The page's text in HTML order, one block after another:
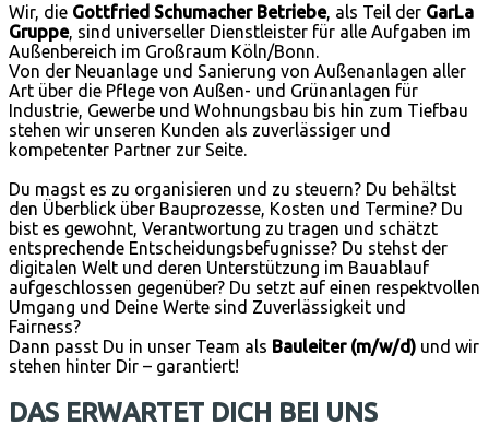
Wir, die Gottfried Schumacher Betriebe, als Teil der GarLa
Gruppe, sind universeller Dienstleister für alle Aufgaben im
Außenbereich im Großraum Köln/Bonn.
Von der Neuanlage und Sanierung von Außenanlagen aller
Art über die Pflege von Außen- und Grünanlagen für
Industrie, Gewerbe und Wohnungsbau bis hin zum Tiefbau
stehen wir unseren Kunden als zuverlässiger und
kompetenter Partner zur Seite.
Du magst es zu organisieren und zu steuern? Du behältst
den Überblick über Bauprozesse, Kosten und Termine? Du
bist es gewohnt, Verantwortung zu tragen und schätzt
entsprechende Entscheidungsbefugnisse? Du stehst der
digitalen Welt und deren Unterstützung im Bauablauf
aufgeschlossen gegenüber? Du setzt auf einen respektvollen
Umgang und Deine Werte sind Zuverlässigkeit und
Fairness?
Dann passt Du in unser Team als Bauleiter (m/w/d) und wir
stehen hinter Dir – garantiert!
DAS ERWARTET DICH BEI UNS